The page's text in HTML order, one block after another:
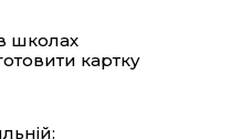
школах
картку